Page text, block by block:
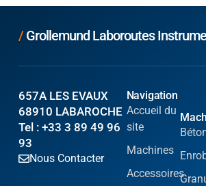
/Grollemund Laboroutes
657A LES EVAUX
68910 LABAROCHE
Tel : +33 3 89 49 96
93
Nous Contacter
Navigation
Accueil du
site
Machines
Accessoires